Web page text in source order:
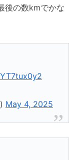
後の数kmでかな
May 4, 2025